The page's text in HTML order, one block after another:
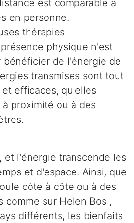
est comparable à
en personne.
thérapies
physique n'est
bénéficier de l'énergie de
transmises sont tout
efficaces, qu'elles
proximité ou à des
et l'énergie transcende les
et d'espace. Ainsi, que
côte à côte ou à des
comme sur Helen Bos ,
différents, les bienfaits